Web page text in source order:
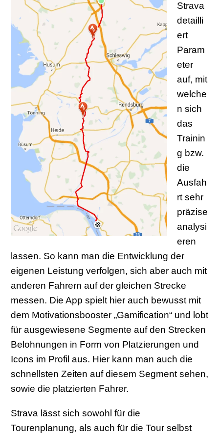
Strava
detailli
ert
Param
eter
auf, mit
welche
n sich
das
Trainin
g bzw.
die
Ausfah
rt sehr
präzise
analysi
eren
lassen. So kann man die Entwicklung der
eigenen Leistung verfolgen, sich aber auch mit
anderen Fahrern auf der gleichen Strecke
messen. Die App spielt hier auch bewusst mit
dem Motivationsbooster „Gamification“ und lobt
für ausgewiesene Segmente auf den Strecken
Belohnungen in Form von Platzierungen und
Icons im Profil aus. Hier kann man auch die
schnellsten Zeiten auf diesem Segment sehen,
sowie die platzierten Fahrer.
Strava lässt sich sowohl für die
Tourenplanung, als auch für die Tour selbst